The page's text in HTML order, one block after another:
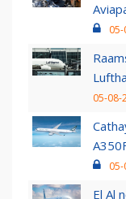
05-08-
El Al